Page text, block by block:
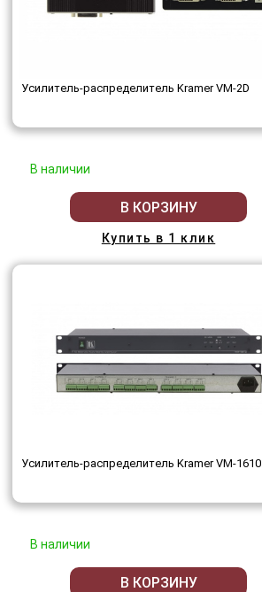
Усилитель-распределитель Kramer VM-2D
В наличии
В КОРЗИНУ
Купить в 1 клик
Усилитель-распределитель Kramer VM-1610
В наличии
В КОРЗИНУ